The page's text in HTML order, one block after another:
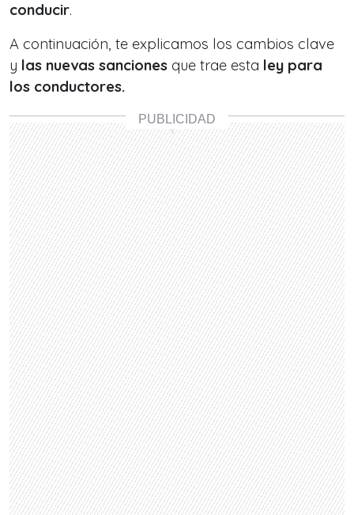
conducir.
A continuación, te explicamos los cambios clave
y las nuevas sanciones que trae esta ley para
los conductores.